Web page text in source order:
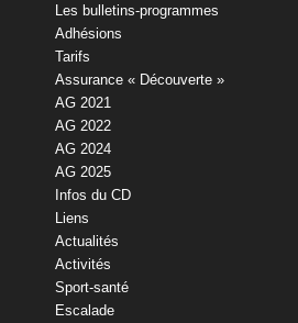
Les bulletins-programmes
Adhésions
Tarifs
Assurance « Découverte »
AG 2021
AG 2022
AG 2024
AG 2025
Infos du CD
Liens
Actualités
Activités
Sport-santé
Escalade